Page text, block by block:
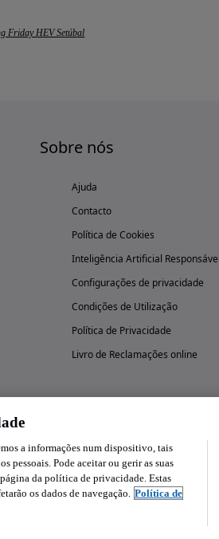
Friday HEV Setúbal
Sobre nós
Ajuda
Contacto
Política de Cookies
Inteligência Artificial Responsável
Configurações de privacidade
Condições de Utilização
Política de Privacidade
Livro de Reclamações online
a informações num dispositivo, tais
pessoais. Pode aceitar ou gerir as suas
da política de privacidade. Estas
os dados de navegação. Política de